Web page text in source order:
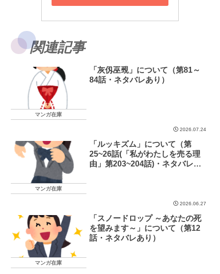
関連記事
マンガ在庫
「灰仭巫覡」について（第81～
84話・ネタバレあり）
2026.07.24
マンガ在庫
「ルッキズム」について（第
25~26話(「私がわたしを売る理
由」第203~204話)・ネタバレあ
2026.06.27
マンガ在庫
「スノードロップ ～あなたの死
を望みます～」について（第12
話・ネタバレあり）